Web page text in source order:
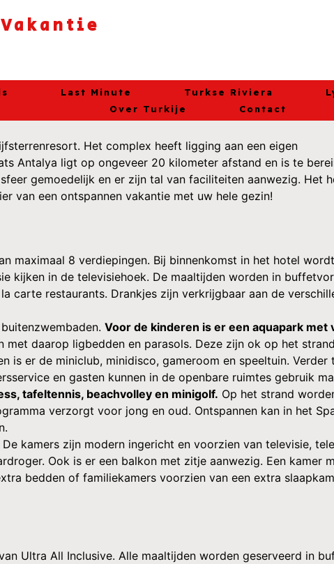
Last Minute Turkse Riviera
Over Turkije
Contact
Het complex heeft ligging aan een eigen
Antalya ligt op ongeveer 20 kilometer afstand en is te
gemoedelijk en er zijn tal van faciliteiten aanwezig. Het
van een ontspannen vakantie met uw hele gezin!
maximaal 8 verdiepingen. Bij binnenkomst in het hotel
kijken in de televisiehoek. De maaltijden worden in
carte restaurants. Drankjes zijn verkrijgbaar aan de
Voor de kinderen is er een aquapark
met daarop ligbedden en parasols. Deze zijn ok op het
is er de miniclub, minidisco, gameroom en speeltuin.
en gasten kunnen in de openbare ruimtes gebruik
tafeltennis, beachvolley en minigolf. Op het strand
verzorgt voor jong en oud. Ontspannen kan in het
kamers zijn modern ingericht en voorzien van televisie,
Ook is er een balkon met zitje aanwezig. Een kamer
bedden of familiekamers voorzien van een extra
Ultra All Inclusive. Alle maaltijden worden geserveerd in